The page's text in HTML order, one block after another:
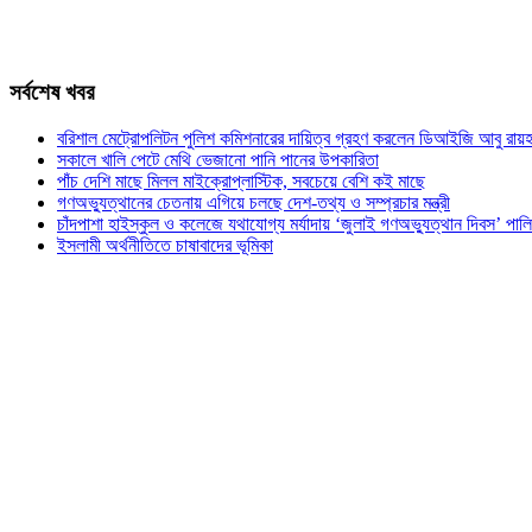
সর্বশেষ খবর
বরিশাল মেট্রোপলিটন পুলিশ কমিশনারের দায়িত্ব গ্রহণ করলেন ডিআইজি আবু
সকালে খালি পেটে মেথি ভেজানো পানি পানের উপকারিতা
পাঁচ দেশি মাছে মিলল মাইক্রোপ্লাস্টিক, সবচেয়ে বেশি কই মাছে
গণঅভ্যুত্থানের চেতনায় এগিয়ে চলছে দেশ-তথ্য ও সম্প্রচার মন্ত্রী
চাঁদপাশা হাইস্কুল ও কলেজে যথাযোগ্য মর্যাদায় ‘জুলাই গণঅভ্যুত্থান দিবস’
ইসলামী অর্থনীতিতে চাষাবাদের ভূমিকা